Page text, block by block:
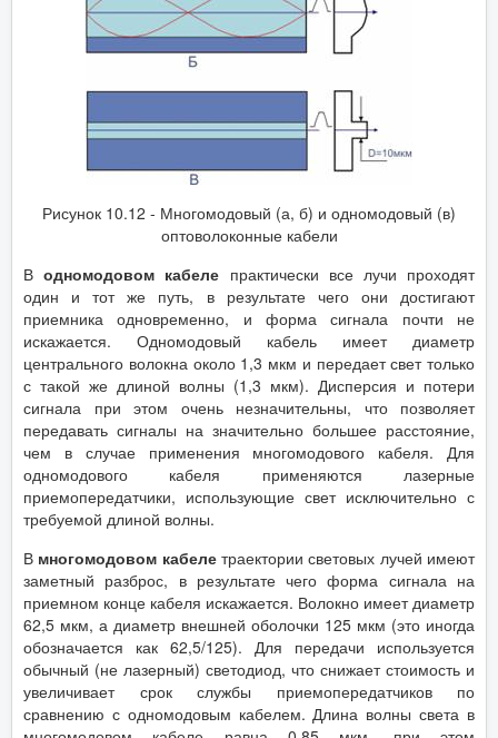
Рисунок 10.12 - Многомодовый (а, б) и одномодовый (в)
оптоволоконные кабели
Водномодовом кабеле практически все лучи проходят
один и тот же путь, в результате чего они достигают
приемника одновременно, и форма сигнала почти не
искажается. Одномодовый кабель имеет диаметр
центрального волокна около 1,3 мкм и передает свет только
с такой же длиной волны (1,3 мкм). Дисперсия и потери
сигнала при этом очень незначительны, что позволяет
передавать сигналы на значительно большее расстояние,
чем в случае применения многомодового кабеля. Для
одномодового кабеля применяются лазерные
приемопередатчики, использующие свет исключительно с
требуемой длиной волны.
В многомодовом кабелетраектории световых лучей имеют
заметный разброс, в результате чего форма сигнала на
приемном конце кабеля искажается. Волокно имеет диаметр
62,5 мкм, а диаметр внешней оболочки 125 мкм (это иногда
обозначается как 62,5/125). Для передачи используется
обычный (не лазерный) светодиод, что снижает стоимость и
увеличивает срок службы приемопередатчиков по
сравнению с одномодовым кабелем. Длина волны света в